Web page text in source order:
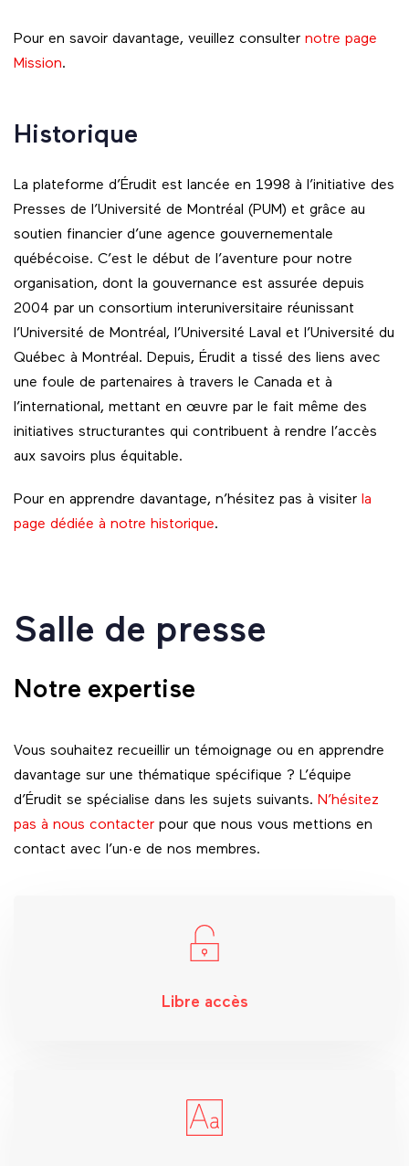
Pour en savoir davantage, veuillez consulter notre page
Mission.
Historique
La plateforme d’Érudit est lancée en 1998 à l’initiative des
Presses de l’Université de Montréal (PUM) et grâce au
soutien financier d’une agence gouvernementale
québécoise. C’est le début de l’aventure pour notre
organisation, dont la gouvernance est assurée depuis
2004 par un consortium interuniversitaire réunissant
l’Université de Montréal, l’Université Laval et l’Université du
Québec à Montréal. Depuis, Érudit a tissé des liens avec
une foule de partenaires à travers le Canada et à
l’international, mettant en œuvre par le fait même des
initiatives structurantes qui contribuent à rendre l’accès
aux savoirs plus équitable.
Pour en apprendre davantage, n’hésitez pas à visiter la
page dédiée à notre historique.
Salle de presse
Notre expertise
Vous souhaitez recueillir un témoignage ou en apprendre
davantage sur une thématique spécifique ? L’équipe
d’Érudit se spécialise dans les sujets suivants. N’hésitez
pas à nous contacter pour que nous vous mettions en
contact avec l’un·e de nos membres.
Libre accès